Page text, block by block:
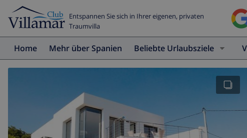
Entspannen Sie sich in Ihrer eigenen, privaten
Traumvilla
Home Mehr über Spanien Beliebte Urlaubsziele